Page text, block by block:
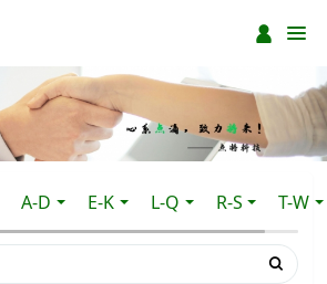
A-D E-K L-Q R-S T-W